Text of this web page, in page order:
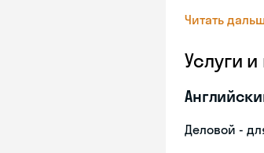
Читать
Услуги
Деловой -